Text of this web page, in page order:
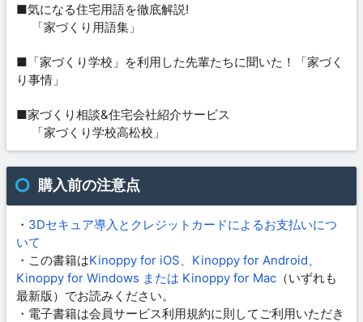
■気になる住宅用語を徹底解説!
「家づくり用語集」
■「家づくり学校」を利用した先輩たちに聞いた！「家づく
り事情」
■家づくり相談&住宅会社紹介サービス
「家づくり学校高松校」
購入前の注意点
・ 3Dセキュア導入とクレジットカードによるお支払いにつ
いて
・この書籍はKinoppy for iOS、Kinoppy for Android、
Kinoppy for Windows または Kinoppy for Mac （いずれも
最新版）でお読みください。
・電子書籍は会員サービス利用規約に則してご利用いただき